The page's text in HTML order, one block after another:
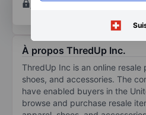
techniques et d’analyse.
À propos ThredUp Inc.
ThredUp Inc is an online
shoes, and accessories. The
have enabled buyers in the
browse and purchase resale